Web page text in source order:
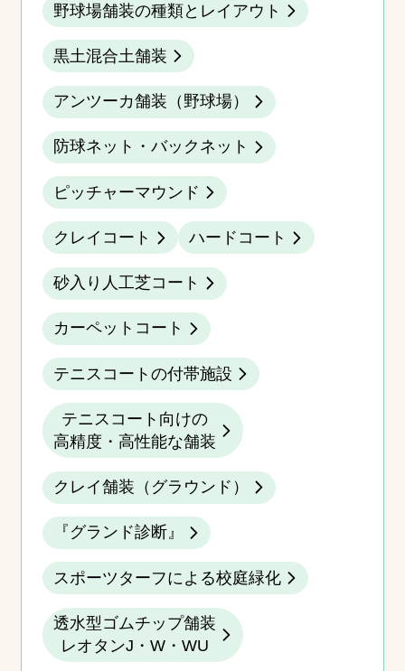
野球場舗装の種類とレイアウト
黒土混合土舗装
アンツーカ舗装（野球場）
防球ネット・バックネット
ピッチャーマウンド
クレイコート ハードコート
砂入り人工芝コート
カーペットコート
テニスコートの付帯施設
テニスコート向けの
高精度・高性能な舗装
クレイ舗装（グラウンド）
『グランド診断』
スポーツターフによる校庭緑化
透水型ゴムチップ舗装
レオタンJ・W・WU